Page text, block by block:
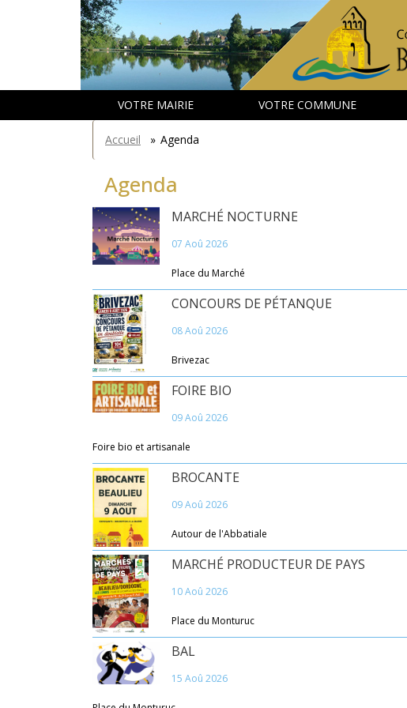
VOTRE MAIRIE VOTRE COMMUNE
You
are
here
Accueil » Agenda
Agenda
MARCHÉ NOCTURNE
07 Aoû 2026
Place du Marché
CONCOURS DE PÉTANQUE
08 Aoû 2026
Brivezac
FOIRE BIO
09 Aoû 2026
Foire bio et artisanale
BROCANTE
09 Aoû 2026
Autour de l'Abbatiale
MARCHÉ PRODUCTEUR DE PAYS
10 Aoû 2026
Place du Monturuc
BAL
15 Aoû 2026
Panneau de gestion des cookies